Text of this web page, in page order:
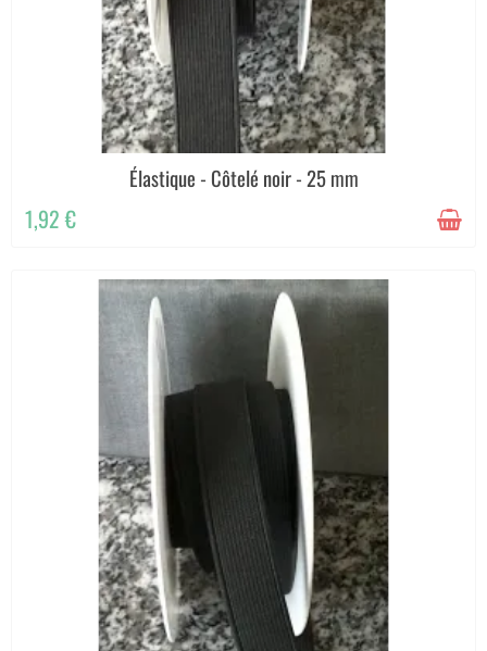
Élastique - Côtelé noir - 25 mm
1,92 €